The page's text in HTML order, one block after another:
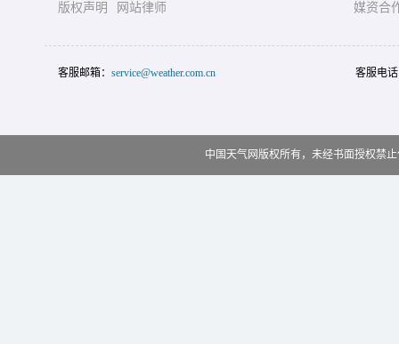
版权声明
网站律师
媒资合
客服邮箱： service@weather.com.cn 客服电
中国天气网版权所有，未经书面授权